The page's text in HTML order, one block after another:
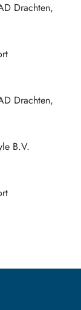
Drachten,
Drachten,
B.V.